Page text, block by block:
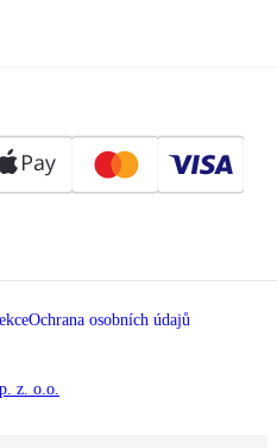
Ochrana osobních údajů
z. o.o.